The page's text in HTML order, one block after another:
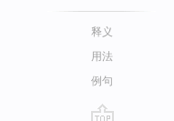
释义
用法
例句